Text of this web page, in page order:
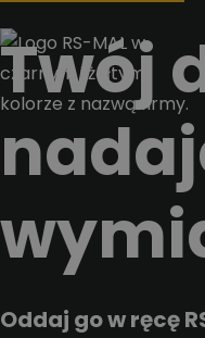
Twój
Oddaj go w ręcę